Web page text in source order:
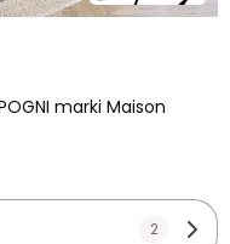
marki Maison
2